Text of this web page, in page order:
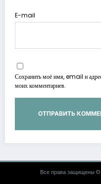
E-mail
Сохранить моё имя, email и
моих комментариев.
Все права